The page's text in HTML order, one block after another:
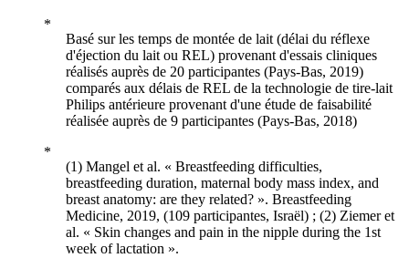
Basé sur les temps de montée de lait (délai du réflexe
d'éjection du lait ou REL) provenant d'essais cliniques
réalisés auprès de 20 participantes (Pays-Bas, 2019)
comparés aux délais de REL de la technologie de tire-lait
Philips antérieure provenant d'une étude de faisabilité
réalisée auprès de 9 participantes (Pays-Bas, 2018)
(1) Mangel et al. « Breastfeeding difficulties,
breastfeeding duration, maternal body mass index, and
breast anatomy: are they related? ». Breastfeeding
Medicine, 2019, (109 participantes, Israël) ; (2) Ziemer et
al. « Skin changes and pain in the nipple during the 1st
week of lactation ».